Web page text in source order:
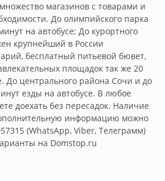
магазинов с товарами и
До олимпийского парка
на автобусе; До курортного
крупнейший в России
бесплатный питьевой бювет,
площадок так же 20
До центрального района Сочи и до
езды на автобусе. В любое
доехать без пересадок. Наличие
информацию можно
(WhatsApp, Viber, Телеграмм)
на Domstop.ru